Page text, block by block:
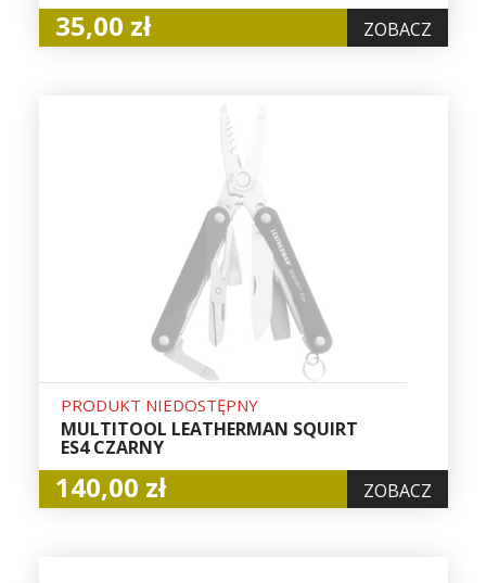
35,00 zł ZOBACZ
PRODUKT NIEDOSTĘPNY
MULTITOOL LEATHERMAN SQUIRT
ES4 CZARNY
140,00 zł ZOBACZ